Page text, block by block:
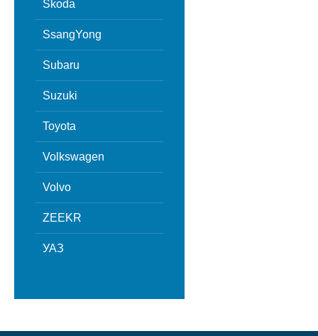
Skoda
SsangYong
Subaru
Suzuki
Toyota
Volkswagen
Volvo
ZEEKR
УАЗ